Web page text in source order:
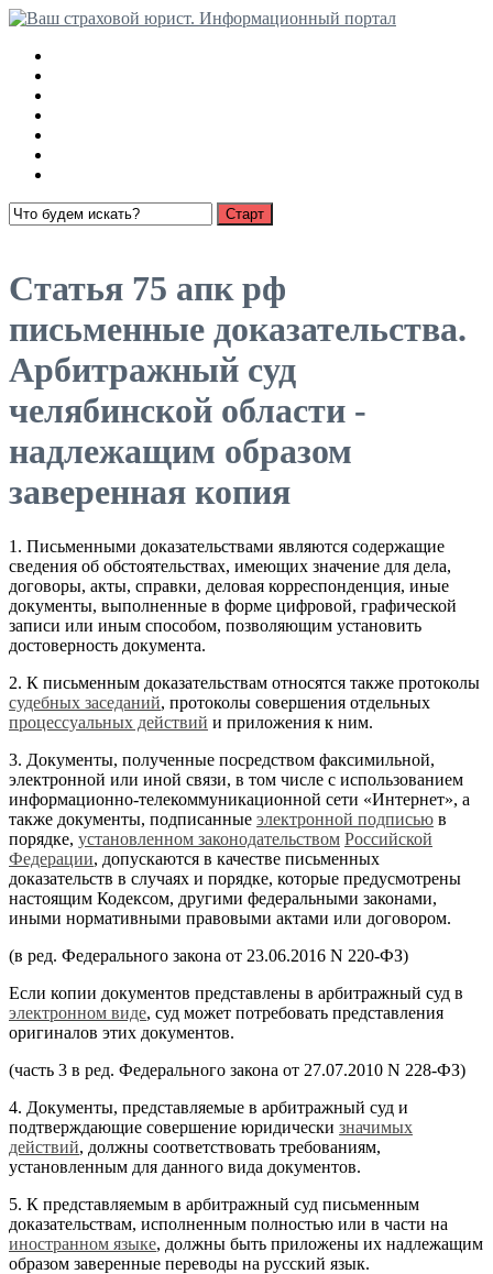
Статья 75 апк рф
письменные доказательства.
Арбитражный суд
челябинской области -
надлежащим образом
заверенная копия
1. Письменными доказательствами являются содержащие
сведения об обстоятельствах, имеющих значение для дела,
договоры, акты, справки, деловая корреспонденция, иные
документы, выполненные в форме цифровой, графической
записи или иным способом, позволяющим установить
достоверность документа.
2. К письменным доказательствам относятся также протоколы
судебных заседаний, протоколы совершения отдельных
процессуальных действий и приложения к ним.
3. Документы, полученные посредством факсимильной,
электронной или иной связи, в том числе с использованием
информационно-телекоммуникационной сети «Интернет», а
также документы, подписанные электронной подписью в
порядке, установленном законодательством Российской
Федерации, допускаются в качестве письменных
доказательств в случаях и порядке, которые предусмотрены
настоящим Кодексом, другими федеральными законами,
иными нормативными правовыми актами или договором.
(в ред. Федерального закона от 23.06.2016 N 220-ФЗ)
Если копии документов представлены в арбитражный суд в
электронном виде, суд может потребовать представления
оригиналов этих документов.
(часть 3 в ред. Федерального закона от 27.07.2010 N 228-ФЗ)
4. Документы, представляемые в арбитражный суд и
подтверждающие совершение юридически значимых
действий, должны соответствовать требованиям,
установленным для данного вида документов.
5. К представляемым в арбитражный суд письменным
доказательствам, исполненным полностью или в части на
иностранном языке, должны быть приложены их надлежащим
образом заверенные переводы на русский язык.